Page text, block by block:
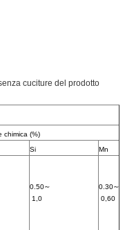
cuciture del prodotto
chimica (%)
Si
Mn
0.50∼
1,0
0.30∼
0,60